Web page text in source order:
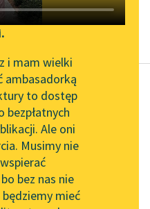
Zgłoś brak utworu
Narzędzia
Mapa Wolnych Lektur
Leśmianator
Przewodnik dla piszących i
czytających
i mam wielki
ambasadorką
to dostęp
bezpłatnych
Ale oni
Musimy nie
bez nas nie
będziemy mieć
Kazimierz Wyka
Modernizm polski
Specjalnie na tym mi
zależało, ażeby nie
pominąć milczeniem